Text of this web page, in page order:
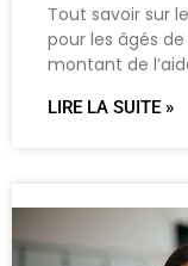
Tout savoir sur
pour les âgés
montant de
LIRE LA SUITE »